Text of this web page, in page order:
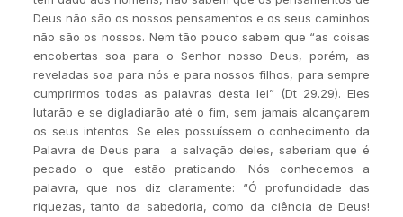
Deus não são os nossos pensamentos e os seus caminhos
não são os nossos. Nem tão pouco sabem que “as coisas
encobertas soa para o Senhor nosso Deus, porém, as
reveladas soa para nós e para nossos filhos, para sempre
cumprirmos todas as palavras desta lei” (Dt 29.29). Eles
lutarão e se digladiarão até o fim, sem jamais alcançarem
os seus intentos. Se eles possuíssem o conhecimento da
Palavra de Deus para a salvação deles, saberiam que é
pecado o que estão praticando. Nós conhecemos a
palavra, que nos diz claramente: “Ó profundidade das
riquezas, tanto da sabedoria, como da ciência de Deus!